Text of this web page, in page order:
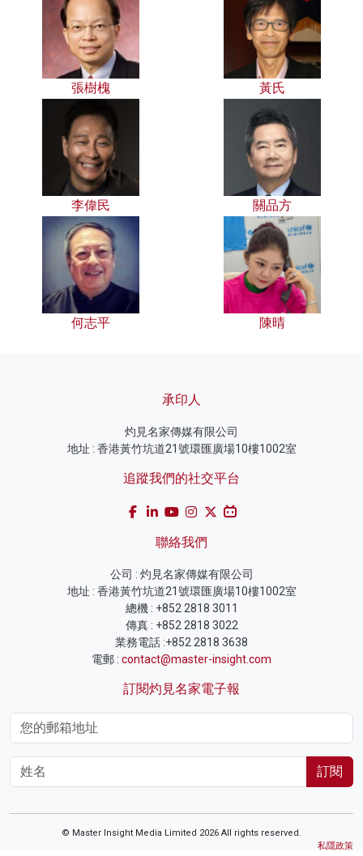
張樹槐 黃氏
李偉民 關品方
何志平 陳晴
承印人
灼見名家傳媒有限公司
地址 : 香港黃竹坑道21號環匯廣場10樓1002室
追蹤我們的社交平台
聯絡我們
公司 : 灼見名家傳媒有限公司
地址 : 香港黃竹坑道21號環匯廣場10樓1002室
總機 : +852 2818 3011
傳真 : +852 2818 3022
業務電話 :+852 2818 3638
電郵 : contact@master-insight.com
訂閱灼見名家電子報
訂閱
© Master Insight Media Limited 2026 All rights reserved.
私隱政策